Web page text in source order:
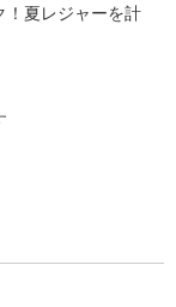
！夏レジャーを計